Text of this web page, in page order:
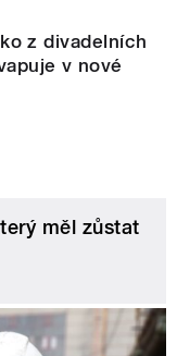
z divadelních
v nové
měl zůstat